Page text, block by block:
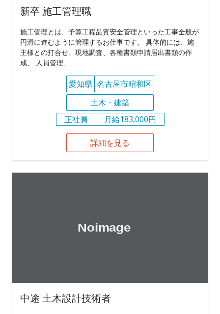
新卒 施工管理職
施工管理とは、予算工程品質安全管理といった工事全般が
円滑に進むように管理するお仕事です。 具体的には、施
主様との打合せ、現地調査、各種書類申請届出書類の作
成、 人員管理、
愛知県 名古屋市昭和区
土木・建築
正社員
月給183,000円
詳細を見る
中途 土木設計技術者